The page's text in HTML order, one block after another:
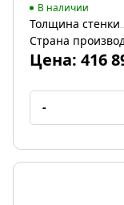
В наличии
Толщина стенки
Страна
Цена: 416
-